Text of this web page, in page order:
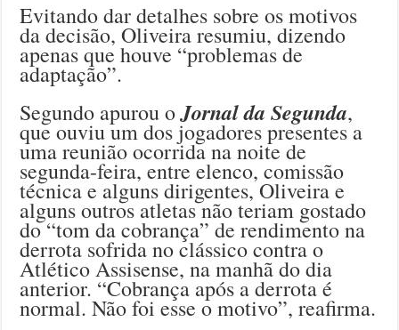
Evitando dar detalhes sobre os motivos
da decisão, Oliveira resumiu, dizendo
apenas que houve “problemas de
adaptação”.
Segundo apurou oJornal da Segunda,
que ouviu um dos jogadores presentes a
uma reunião ocorrida na noite de
segunda-feira, entre elenco, comissão
técnica e alguns dirigentes, Oliveira e
alguns outros atletas não teriam gostado
do “tom da cobrança” de rendimento na
derrota sofrida no clássico contra o
Atlético Assisense, na manhã do dia
anterior. “Cobrança após a derrota é
normal. Não foi esse o motivo”, reafirma.